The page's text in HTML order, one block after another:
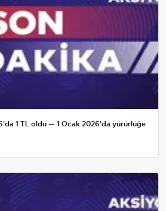
1 TL oldu — 1 Ocak 2026'da yürürlüğe